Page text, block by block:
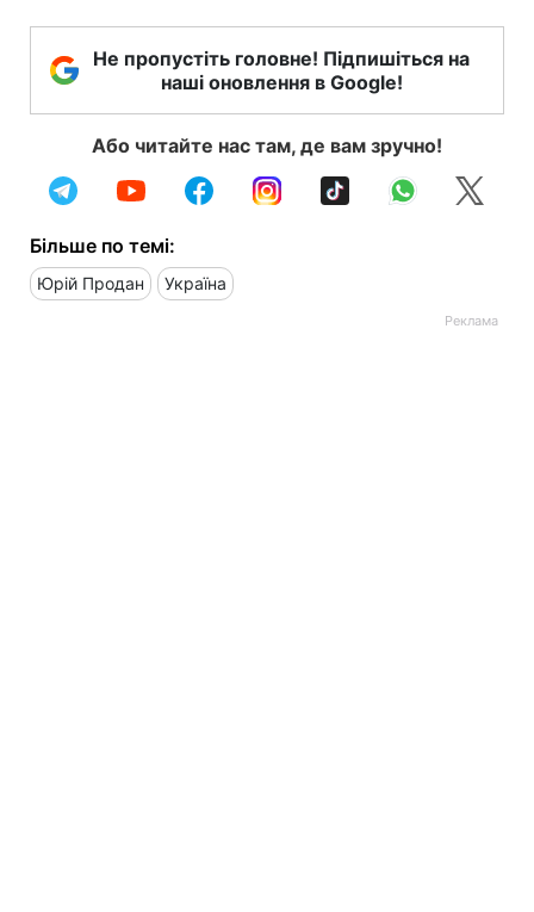
Не пропустіть головне! Підпишіться на
наші оновлення в Google!
Або читайте нас там, де вам зручно!
Більше по темі:
Юрій Продан Україна